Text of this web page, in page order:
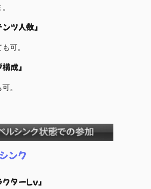
ンツ人数」
可。
成」
。
ンク
クターLv」